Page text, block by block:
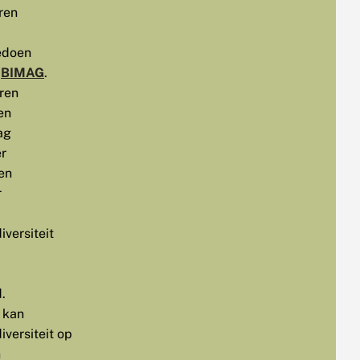
BIMAG.
kan
op